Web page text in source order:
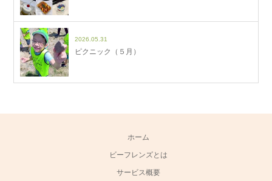
2026.05.31
ピクニック（５月）
ホーム
ビーフレンズとは
サービス概要